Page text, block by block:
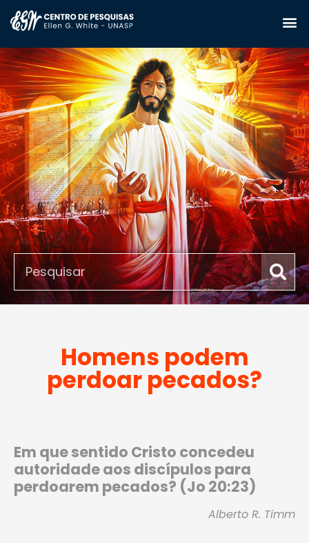
Homens podem
perdoar pecados?
Em que sentido Cristo concedeu
autoridade aos discípulos para
perdoarem pecados? (Jo 20:23)
Alberto R. Timm